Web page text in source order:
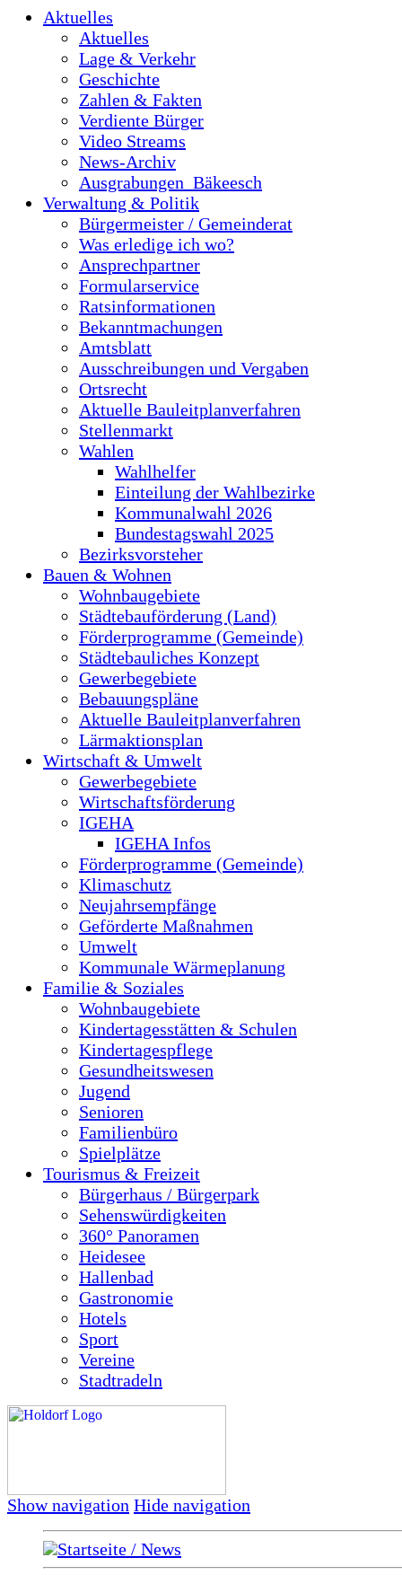
Aktuelles
Aktuelles
Lage & Verkehr
Geschichte
Zahlen & Fakten
Verdiente Bürger
Video Streams
News-Archiv
Ausgrabungen_Bäkeesch
Verwaltung & Politik
Bürgermeister / Gemeinderat
Was erledige ich wo?
Ansprechpartner
Formularservice
Ratsinformationen
Bekanntmachungen
Amtsblatt
Ausschreibungen und Vergaben
Ortsrecht
Aktuelle Bauleitplanverfahren
Stellenmarkt
Wahlen
Wahlhelfer
Einteilung der Wahlbezirke
Kommunalwahl 2026
Bundestagswahl 2025
Bezirksvorsteher
Bauen & Wohnen
Wohnbaugebiete
Städtebauförderung (Land)
Förderprogramme (Gemeinde)
Städtebauliches Konzept
Gewerbegebiete
Bebauungspläne
Aktuelle Bauleitplanverfahren
Lärmaktionsplan
Wirtschaft & Umwelt
Gewerbegebiete
Wirtschaftsförderung
IGEHA
IGEHA Infos
Förderprogramme (Gemeinde)
Klimaschutz
Neujahrsempfänge
Geförderte Maßnahmen
Umwelt
Kommunale Wärmeplanung
Familie & Soziales
Wohnbaugebiete
Kindertagesstätten & Schulen
Kindertagespflege
Gesundheitswesen
Jugend
Senioren
Familienbüro
Spielplätze
Tourismus & Freizeit
Bürgerhaus / Bürgerpark
Sehenswürdigkeiten
360° Panoramen
Heidesee
Hallenbad
Gastronomie
Hotels
Sport
Vereine
Stadtradeln
Show navigation Hide navigation
Startseite / News